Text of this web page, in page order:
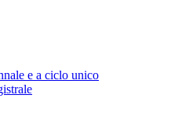
e a ciclo unico